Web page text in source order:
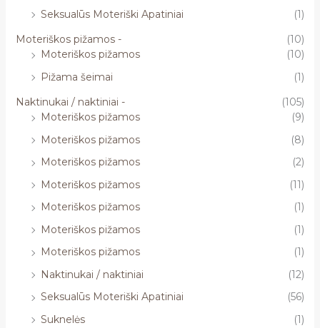
Seksualūs Moteriški Apatiniai
(1)
Moteriškos pižamos -
(10)
Moteriškos pižamos
(10)
Pižama šeimai
(1)
Naktinukai / naktiniai -
(105)
Moteriškos pižamos
(9)
Moteriškos pižamos
(8)
Moteriškos pižamos
(2)
Moteriškos pižamos
(11)
Moteriškos pižamos
(1)
Moteriškos pižamos
(1)
Moteriškos pižamos
(1)
Naktinukai / naktiniai
(12)
Seksualūs Moteriški Apatiniai
(56)
Suknelės
(1)